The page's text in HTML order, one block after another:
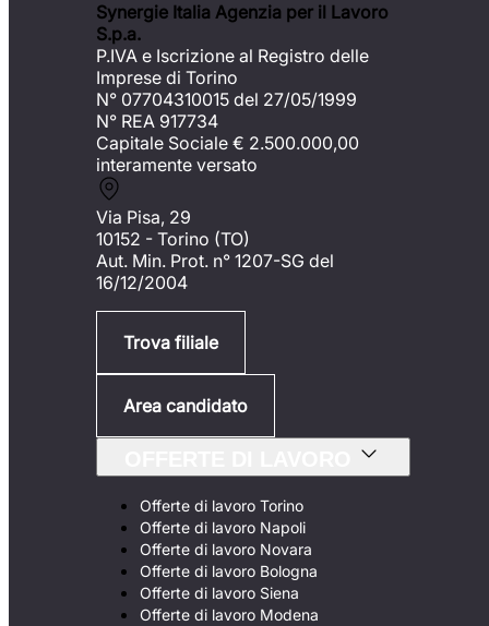
Synergie Italia Agenzia per il Lavoro
S.p.a.
P.IVA e Iscrizione al Registro delle
Imprese di Torino
N° 07704310015 del 27/05/1999
N° REA 917734
Capitale Sociale € 2.500.000,00
interamente versato
Via Pisa, 29
10152 - Torino (TO)
Aut. Min. Prot. n° 1207-SG del
16/12/2004
Trova filiale
Area candidato
Offerte di lavoro Torino
Offerte di lavoro Napoli
Offerte di lavoro Novara
Offerte di lavoro Bologna
Offerte di lavoro Siena
Offerte di lavoro Modena